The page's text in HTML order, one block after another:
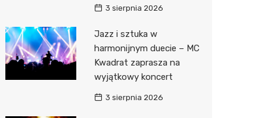
3 sierpnia 2026
Jazz i sztuka w
harmonijnym duecie – MC
Kwadrat zaprasza na
wyjątkowy koncert
3 sierpnia 2026